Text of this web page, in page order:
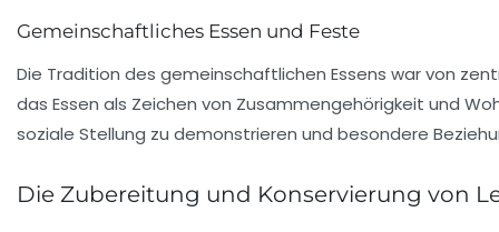
Gemeinschaftliches Essen und Feste
Die Tradition des gemeinschaftlichen Essens war von
das Essen als Zeichen von Zusammengehörigkeit und
soziale Stellung zu demonstrieren und besondere
Die Zubereitung und Konservierung von